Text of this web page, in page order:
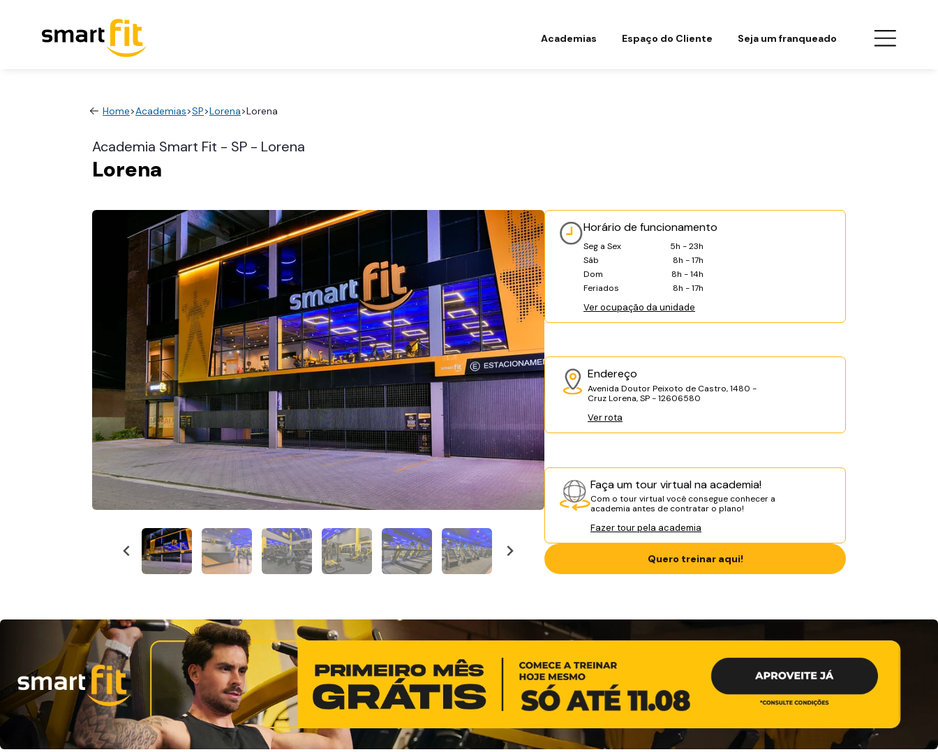
Academias Espaço do Cliente Seja um franqueado
Home>Academias>SP>Lorena>Lorena
Academia Smart Fit - SP - Lorena
Lorena
Horário de funcionamento
Seg a Sex
5h - 23h
Sáb
8h - 17h
Dom
8h - 14h
Feriados
8h - 17h
Ver ocupação da unidade
Endereço
Avenida Doutor Peixoto de Castro, 1480 -
Cruz Lorena, SP - 12606580
Ver rota
Faça um tour virtual na academia!
Com o tour virtual você consegue conhecer a
academia antes de contratar o plano!
Fazer tour pela academia
Quero treinar aqui!